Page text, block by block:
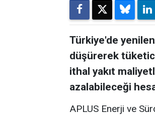
Türkiye'de
düşürerek
ithal yakıt
azalabileceği
APLUS Enerji ve